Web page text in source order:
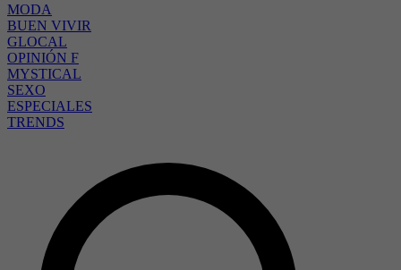
MODA
BUEN VIVIR
GLOCAL
OPINIÓN F
MYSTICAL
SEXO
ESPECIALES
TRENDS